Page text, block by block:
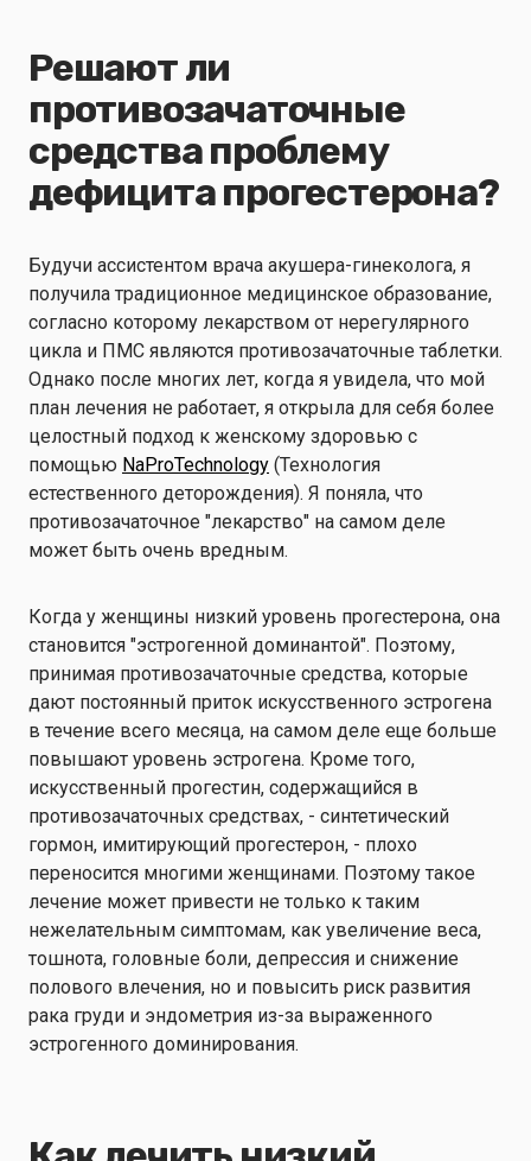
Решают ли
противозачаточные
средства проблему
дефицита прогестерона?
Будучи ассистентом врача акушера-гинеколога, я
получила традиционное медицинское образование,
согласно которому лекарством от нерегулярного
цикла и ПМС являются противозачаточные таблетки.
Однако после многих лет, когда я увидела, что мой
план лечения не работает, я открыла для себя более
целостный подход к женскому здоровью с
помощью NaProTechnology (Технология
естественного деторождения). Я поняла, что
противозачаточное "лекарство" на самом деле
может быть очень вредным.
Когда у женщины низкий уровень прогестерона, она
становится "эстрогенной доминантой". Поэтому,
принимая противозачаточные средства, которые
дают постоянный приток искусственного эстрогена
в течение всего месяца, на самом деле еще больше
повышают уровень эстрогена. Кроме того,
искусственный прогестин, содержащийся в
противозачаточных средствах, - синтетический
гормон, имитирующий прогестерон, - плохо
переносится многими женщинами. Поэтому такое
лечение может привести не только к таким
нежелательным симптомам, как увеличение веса,
тошнота, головные боли, депрессия и снижение
полового влечения, но и повысить риск развития
рака груди и эндометрия из-за выраженного
эстрогенного доминирования.